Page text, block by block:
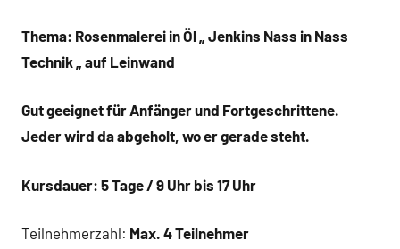
Thema: Rosenmalerei in Öl „ Jenkins Nass in Nass
Technik „ auf Leinwand
Gut geeignet für Anfänger und Fortgeschrittene.
Jeder wird da abgeholt, wo er gerade steht.
Kursdauer: 5 Tage / 9 Uhr bis 17 Uhr
Teilnehmerzahl: Max. 4 Teilnehmer